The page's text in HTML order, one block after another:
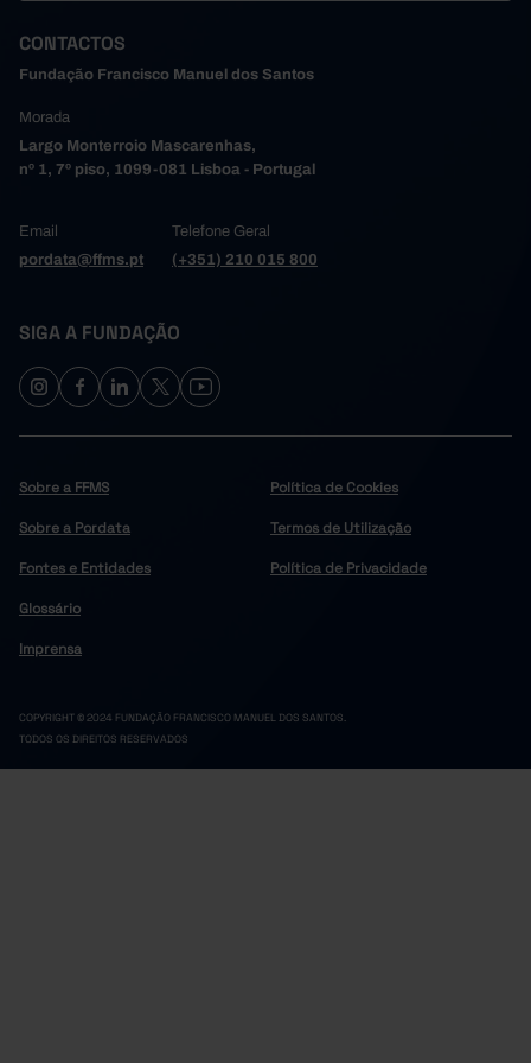
CONTACTOS
Fundação Francisco Manuel dos Santos
Morada
Largo Monterroio Mascarenhas,
nº 1, 7º piso, 1099-081 Lisboa - Portugal
Email
pordata@ffms.pt
Telefone Geral
(+351) 210 015 800
SIGA A FUNDAÇÃO
Sobre a FFMS
Sobre a Pordata
Fontes e Entidades
Glossário
Imprensa
Política de Cookies
Termos de Utilização
Política de Privacidade
COPYRIGHT © 2024 FUNDAÇÃO FRANCISCO MANUEL DOS SANTOS.
TODOS OS DIREITOS RESERVADOS